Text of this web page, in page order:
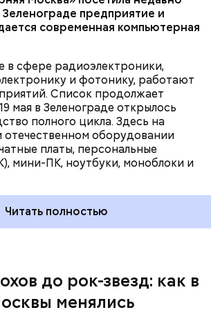
предприятие и
современная компьютерная
в сфере радиоэлектроники,
и фотонику, работают
Список продолжает
мая в Зеленограде открылось
полного цикла. Здесь на
оборудовании
платы, персональные
мини-ПК, ноутбуки, моноблоки и
Читать полностью
до рок-звезд: как в
менялись
народ на улицах и площадях, но и
дворе: поклонником
был Иван Грозный.
пришли шарманщики. Их
после Отечественной войны
период они были такой же
городской жизни, как и
Монотонные и печальные звуки
было услышать в самых
города: на Арбате, Тверской,
Вокруг них всегда
— Девичье поле. В программу
не только музыкальные
комические пьесы, кукольные